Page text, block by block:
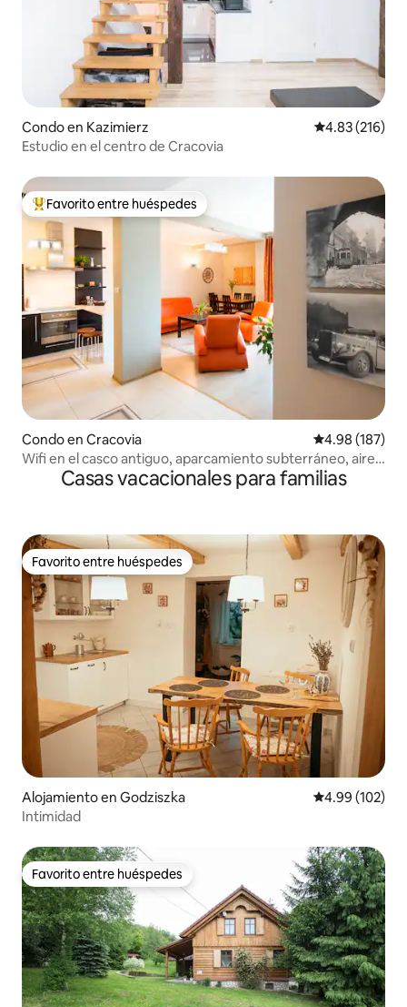
Condo en Kazimierz Calificación
4.83 (216)
Estudio en el centro de Cracovia
Favorito entre huéspedes preferido
Favorito entre huéspedes
Condo en Cracovia Calificación
4.98 (187)
Wifi en el casco antiguo, aparcamiento subterráneo, aire
acondicionado
Casas vacacionales para familias
Favorito entre huéspedes
Favorito entre huéspedes
Alojamiento en Godziszka Calificación
4.99 (102)
Intimidad
Favorito entre huéspedes
Favorito entre huéspedes